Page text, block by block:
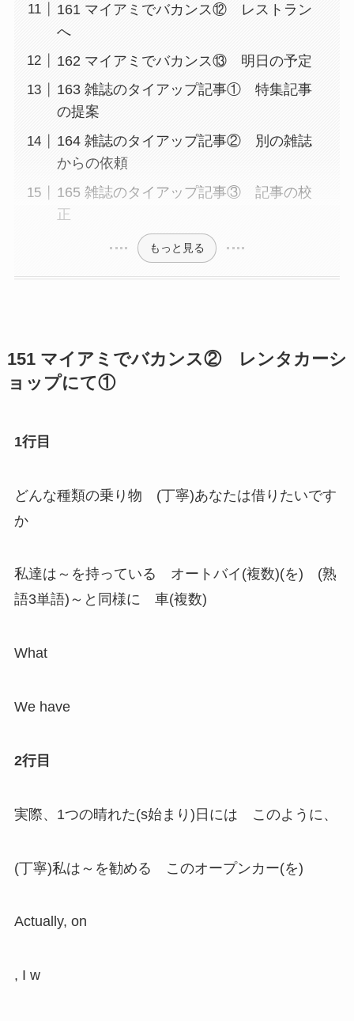
161 マイアミでバカンス⑫ レストラン
へ
162 マイアミでバカンス⑬ 明日の予定
163 雑誌のタイアップ記事① 特集記事
の提案
164 雑誌のタイアップ記事② 別の雑誌
からの依頼
165 雑誌のタイアップ記事③ 記事の校
正
もっと見る
151 マイアミでバカンス② レンタカーシ
ョップにて①
1行目
どんな種類の乗り物 (丁寧)あなたは借りたいです
か
私達は～を持っている オートバイ(複数)(を) (熟
語3単語)～と同様に 車(複数)
What
We have
2行目
実際、1つの晴れた(s始まり)日には このように、
(丁寧)私は～を勧める このオープンカー(を)
Actually, on
, I w